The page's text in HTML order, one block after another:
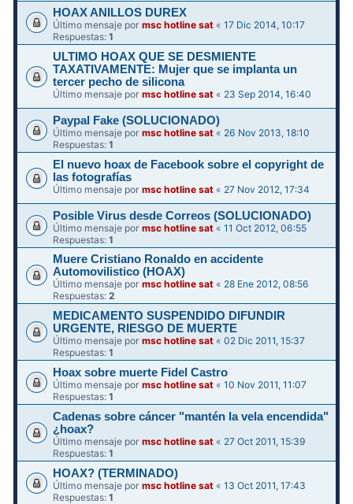
HOAX ANILLOS DUREX
Último mensaje pormsc hotline sat «17 Dic 2014, 10:17
Respuestas:1
ULTIMO HOAX QUE SE DESMIENTE
TAXATIVAMENTE: Mujer que se implanta un
tercer pecho de silicona
Último mensaje pormsc hotline sat « 23 Sep 2014, 16:40
Paypal Fake (SOLUCIONADO)
Último mensaje pormsc hotline sat « 26 Nov 2013, 18:10
Respuestas:1
El nuevo hoax de Facebook sobre el copyright de
las fotografías
Último mensaje pormsc hotline sat « 27 Nov 2012, 17:34
Posible Virus desde Correos (SOLUCIONADO)
Último mensaje pormsc hotline sat «11 Oct 2012, 06:55
Respuestas:1
Muere Cristiano Ronaldo en accidente
Automovilistico (HOAX)
Último mensaje pormsc hotline sat « 28 Ene 2012, 08:56
Respuestas:2
MEDICAMENTO SUSPENDIDO DIFUNDIR
Último mensaje pormsc hotline sat «02 Dic 2011, 15:37
Respuestas:1
Hoax sobre muerte Fidel Castro
Último mensaje pormsc hotline sat «10 Nov 2011, 11:07
Respuestas:1
Cadenas sobre cáncer "mantén la vela encendida"
¿hoax?
Último mensaje pormsc hotline sat « 27 Oct 2011, 15:39
Respuestas:1
HOAX? (TERMINADO)
Último mensaje pormsc hotline sat «13 Oct 2011, 17:43
Respuestas:1